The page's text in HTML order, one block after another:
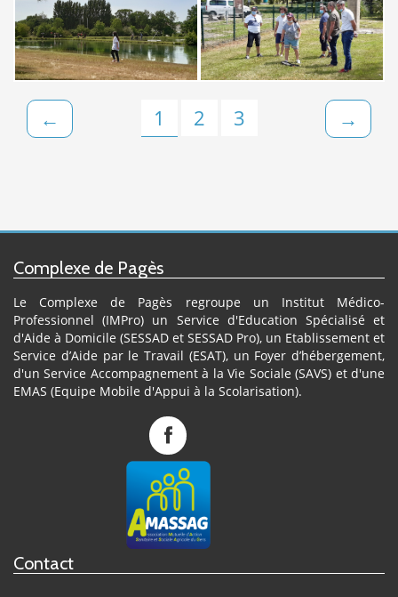
← 1 2 3 →
Complexe de Pagès
Le Complexe de Pagès regroupe un Institut Médico-
Professionnel (IMPro) un Service d'Education Spécialisé et
d'Aide à Domicile (SESSAD et SESSAD Pro), un Etablissement et
Service d’Aide par le Travail (ESAT), un Foyer d’hébergement,
d'un Service Accompagnement à la Vie Sociale (SAVS) et d'une
EMAS (Equipe Mobile d'Appui à la Scolarisation).
Complexe
Pagès
sur
Contact